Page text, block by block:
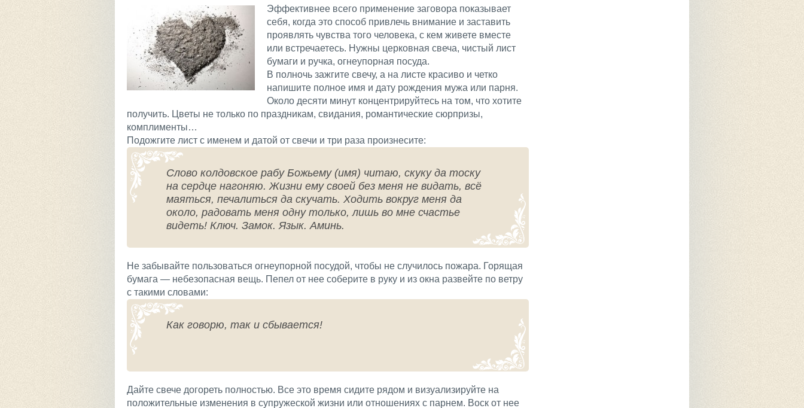
Эффективнее всего применение заговора показывает
себя, когда это способ привлечь внимание и заставить
проявлять чувства того человека, с кем живете вместе
или встречаетесь. Нужны церковная свеча, чистый лист
бумаги и ручка, огнеупорная посуда.
В полночь зажгите свечу, а на листе красиво и четко
напишите полное имя и дату рождения мужа или парня.
Около десяти минут концентрируйтесь на том, что хотите
получить. Цветы не только по праздникам, свидания, романтические сюрпризы,
комплименты…
Подожгите лист с именем и датой от свечи и три раза произнесите:
Слово колдовское рабу Божьему (имя) читаю, скуку да тоску
на сердце нагоняю. Жизни ему своей без меня не видать, всё
маяться, печалиться да скучать. Ходить вокруг меня да
около, радовать меня одну только, лишь во мне счастье
видеть! Ключ. Замок. Язык. Аминь.
Не забывайте пользоваться огнеупорной посудой, чтобы не случилось пожара. Горящая
бумага — небезопасная вещь. Пепел от нее соберите в руку и из окна развейте по ветру
с такими словами:
Как говорю, так и сбывается!
Дайте свече догореть полностью. Все это время сидите рядом и визуализируйте на
положительные изменения в супружеской жизни или отношениях с парнем. Воск от нее